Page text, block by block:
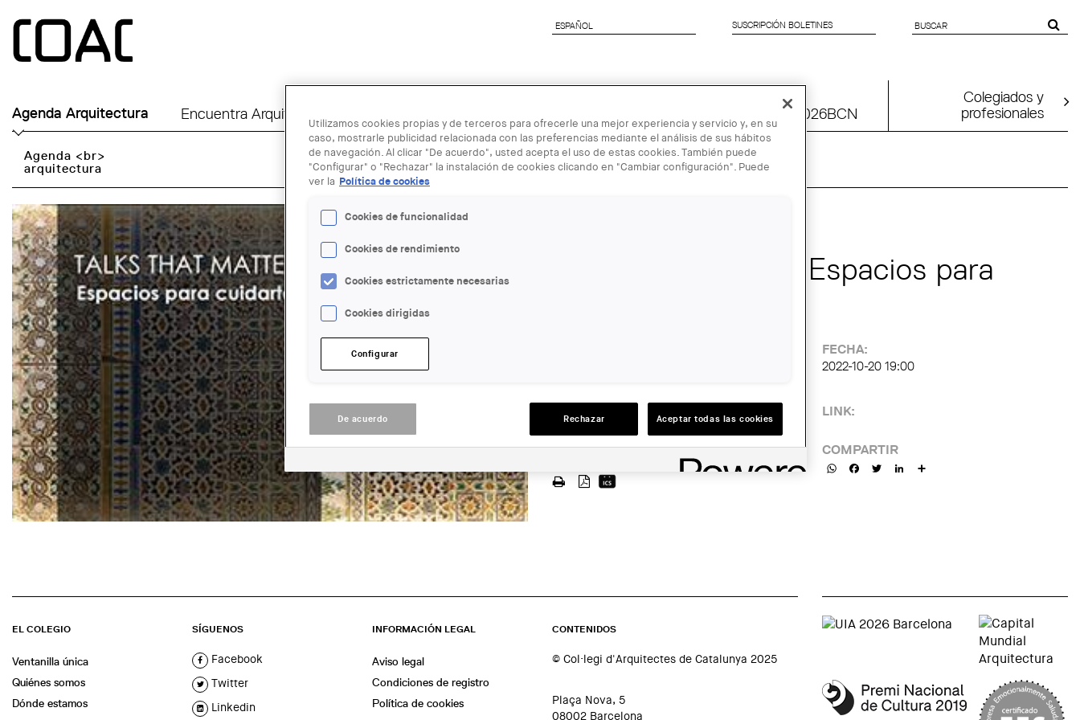
ESPAÑOL
ESPAÑOL SUSCRIPCIÓN BOLETINES
FORM
Agenda Arquitectura Encuentra Arquitecto UIA2026BCN
Colegiados y
profesionales
Agenda <br>
arquitectura
Talks That Matter: Espacios para
LUGAR:
Barcelona
FECHA:
2022-10-20 19:00
LINK:
COMPARTIR
WhatsAppFacebookTwitterLinkedIn
EL COLEGIO
Ventanilla única
Quiénes somos
Dónde estamos
SÍGUENOS
Facebook
Twitter
Linkedin
INFORMACIÓN LEGAL
Aviso legal
Condiciones de registro
Política de cookies
CONTENIDOS
© Col·legi d'Arquitectes de Catalunya 2025
Plaça Nova, 5
08002 Barcelona
Utilizamos cookies propias y de terceros para ofrecerle una mejor experiencia y servicio y, en su
caso, mostrarle publicidad relacionada con las preferencias mediante el análisis de sus hábitos
de navegación. Al clicar "De acuerdo", usted acepta el uso de estas cookies. También puede
"Configurar" o "Rechazar" la instalación de cookies clicando en "Cambiar configuración". Puede
ver la Política de cookies
Cookies de funcionalidad
Cookies de rendimiento
Cookies estrictamente necesarias
Cookies dirigidas
Configurar
De acuerdo Rechazar Aceptar todas las cookies